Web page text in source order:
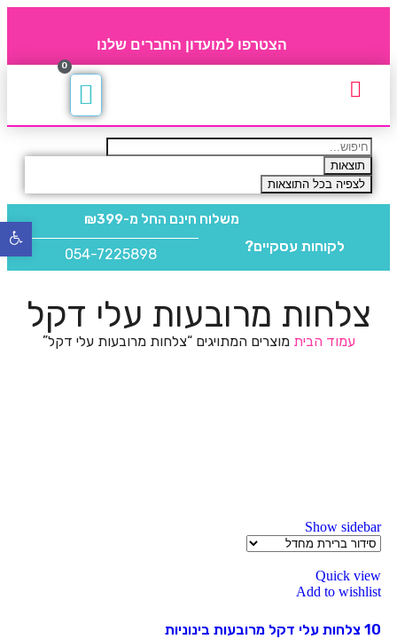
הצטרפו למועדון החברים שלנו
0
תוצאות
לצפיה בכל התוצאות
משלוח חינם החל מ-₪399
לקוחות עסקיים? 054-7225898
צלחות מרובעות עלי דקל
עמוד הביתמוצרים המתויגים “צלחות מרובעות עלי דקל”
Show sidebar
Quick view
Add to wishlist
10 צלחות עלי דקל מרובעות בינוניות
פתח